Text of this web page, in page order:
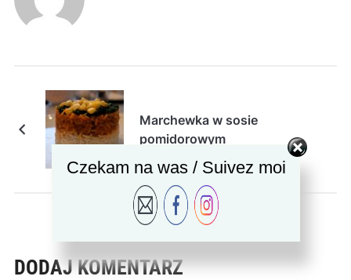
Marchewka w sosie
pomidorowym
DODAJ KOMENTARZ
Czekam na was / Suivez moi